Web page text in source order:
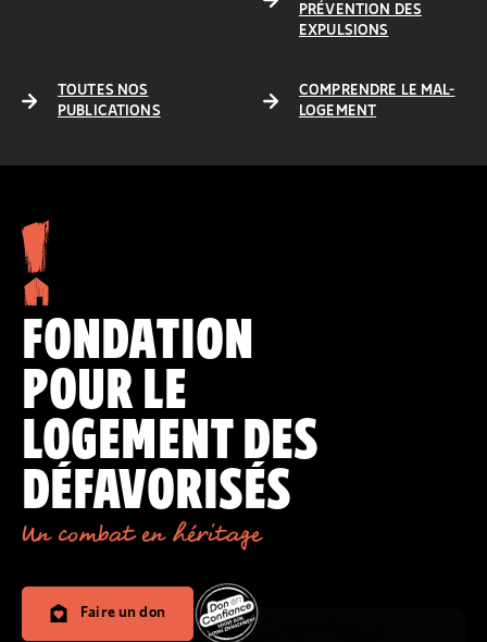
PRÉVENTION DES
EXPULSIONS
TOUTES NOS
PUBLICATIONS
COMPRENDRE LE MAL-
LOGEMENT
FONDATION
POUR LE
LOGEMENT DES
DÉFAVORISÉS
Un combat en héritage
Faire un don